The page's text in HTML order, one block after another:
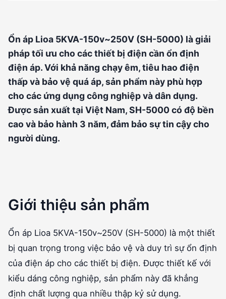
Ổn áp Lioa 5KVA-150v~250V (SH-5000) là giải
pháp tối ưu cho các thiết bị điện cần ổn định
điện áp. Với khả năng chạy êm, tiêu hao điện
thấp và bảo vệ quá áp, sản phẩm này phù hợp
cho các ứng dụng công nghiệp và dân dụng.
Được sản xuất tại Việt Nam, SH-5000 có độ bền
cao và bảo hành 3 năm, đảm bảo sự tin cậy cho
người dùng.
Giới thiệu sản phẩm
Ổn áp Lioa 5KVA-150v~250V (SH-5000) là một thiết
bị quan trọng trong việc bảo vệ và duy trì sự ổn định
của điện áp cho các thiết bị điện. Được thiết kế với
kiểu dáng công nghiệp, sản phẩm này đã khẳng
định chất lượng qua nhiều thập kỷ sử dụng.